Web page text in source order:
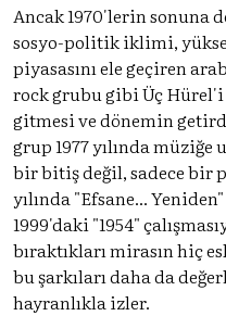
Ancak 1970'lerin sonuna
sosyo-politik iklimi,
piyasasını ele geçiren
rock grubu gibi Üç
gitmesi ve dönemin
grup 1977 yılında
bir bitiş değil, sadece bir
yılında "Efsane...
1999'daki "1954"
bıraktıkları mirasın hiç
bu şarkıları daha da
hayranlıkla izler.